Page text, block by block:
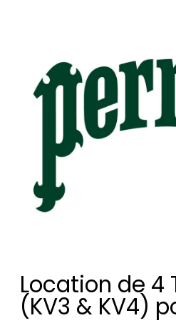
Location de 4
(KV3 & KV4)